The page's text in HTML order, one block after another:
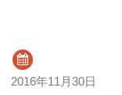
2016年11月30日